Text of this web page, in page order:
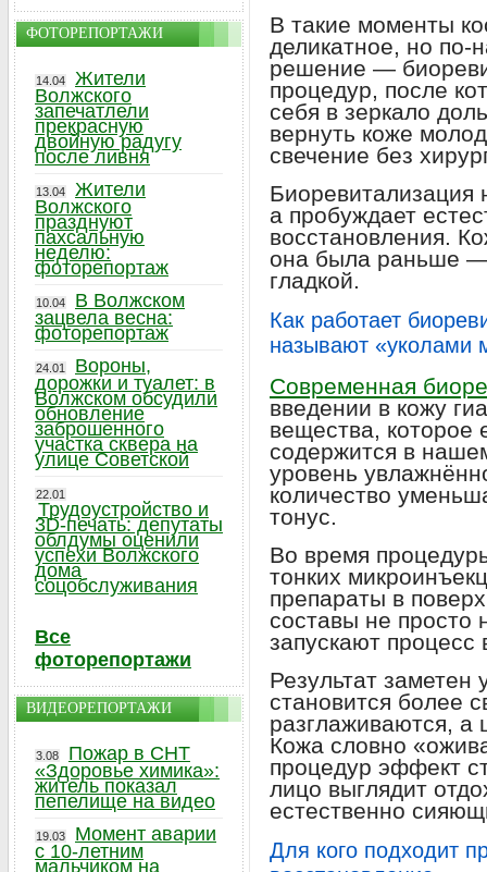
В такие моменты
деликатное, но
решение —
процедур, после
себя в зеркало
вернуть коже
свечение без
Биоревитализация
а пробуждает
восстановления.
она была раньше —
гладкой.
Как работает
называют «уколами
Современная
введении в кожу
вещества, которое
содержится в
уровень
количество
тонус.
Во время
тонких
препараты в
составы не просто
запускают процесс
Результат
становится более
разглаживаются, а
Кожа словно
процедур эффект
лицо выглядит
естественно
Для кого подходит
ФОТОРЕПОРТАЖИ
14.04
Жители
Волжского
запечатлели
прекрасную
двойную радугу
после ливня
13.04
Жители
Волжского
празднуют
пахсальную
неделю:
фоторепортаж
10.04
В Волжском
зацвела весна:
фоторепортаж
24.01
Вороны,
дорожки и туалет: в
Волжском обсудили
обновление
заброшенного
участка сквера на
улице Советской
22.01
Трудоустройство и
3D-печать: депутаты
облдумы оценили
успехи Волжского
дома
соцобслуживания
Все
фоторепортажи
ВИДЕОРЕПОРТАЖИ
3.08
Пожар в СНТ
«Здоровье химика»:
житель показал
пепелище на видео
19.03
Момент аварии
с 10-летним
мальчиком на